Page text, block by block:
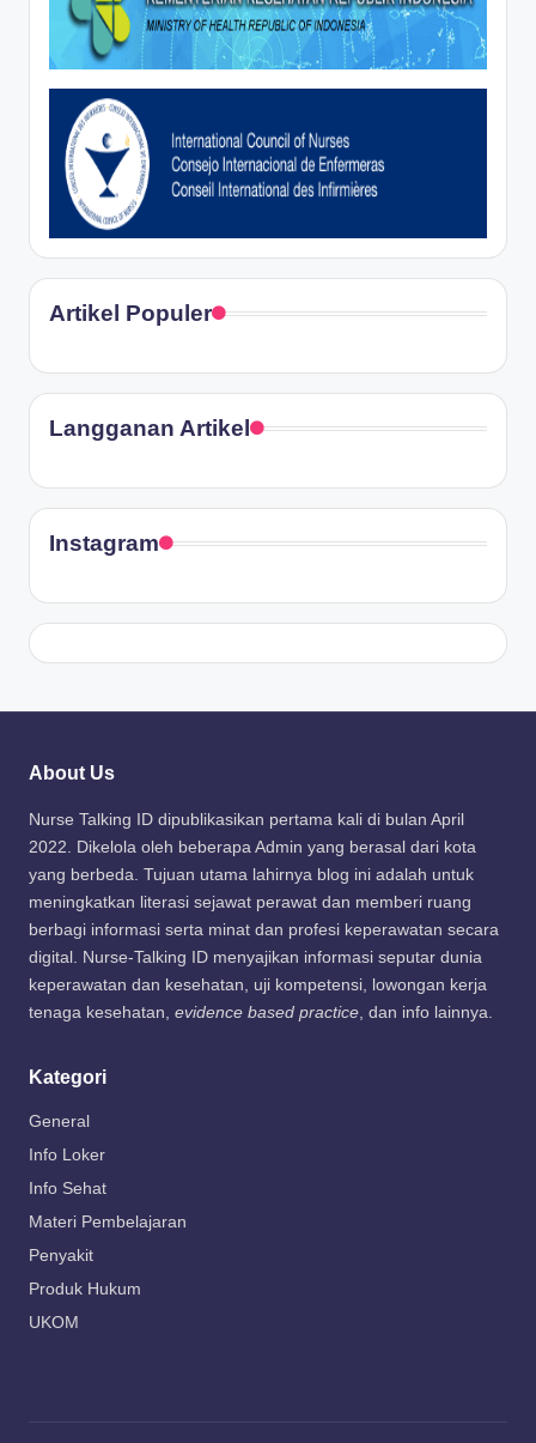
Artikel Populer
Langganan Artikel
Instagram
About Us
Nurse Talking ID dipublikasikan pertama kali di bulan April
2022. Dikelola oleh beberapa Admin yang berasal dari kota
yang berbeda. Tujuan utama lahirnya blog ini adalah untuk
meningkatkan literasi sejawat perawat dan memberi ruang
berbagi informasi serta minat dan profesi keperawatan secara
digital. Nurse-Talking ID menyajikan informasi seputar dunia
keperawatan dan kesehatan, uji kompetensi, lowongan kerja
tenaga kesehatan, evidence based practice, dan info lainnya.
Kategori
General
Info Loker
Info Sehat
Materi Pembelajaran
Penyakit
Produk Hukum
UKOM